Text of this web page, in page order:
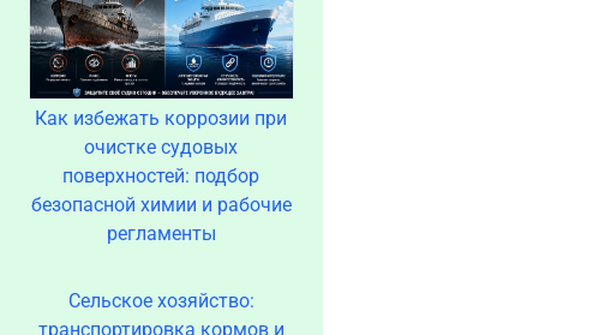
Как избежать коррозии при
очистке судовых
поверхностей: подбор
безопасной химии и рабочие
регламенты
Сельское хозяйство:
транспортировка кормов и